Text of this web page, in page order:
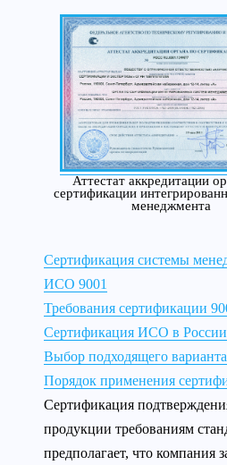
Аттестат аккредитации
сертификации
менеджмента
Сертификация системы
ИСО 9001
Требования сертификации
Сертификация ИСО в России
Выбор подходящего
Порядок применения
Сертификация
продукции требованиям
предполагает, что компания